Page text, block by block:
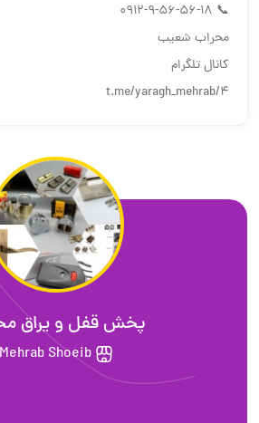
📞 0912-9-56-56-18
محراب شعیب
کانال تلگرام
t.me/yaragh_mehrab/4
پخش قفل و یراق
Mehrab Shoeib